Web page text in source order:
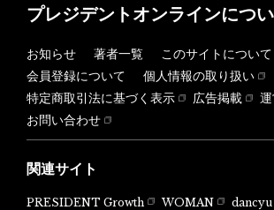
プレジデントオンラインにつ
お知らせ 著者一覧
このサイトについて
会員登録について
個人情報の取り扱い
特定商取引法に基づく表示
広告掲載
お問い合わせ
関連サイト
PRESIDENT Growth WOMAN dancyu